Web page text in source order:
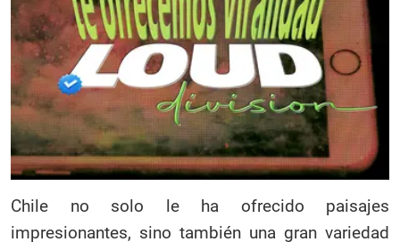
Chile no solo le ha ofrecido paisajes
impresionantes, sino también una gran variedad